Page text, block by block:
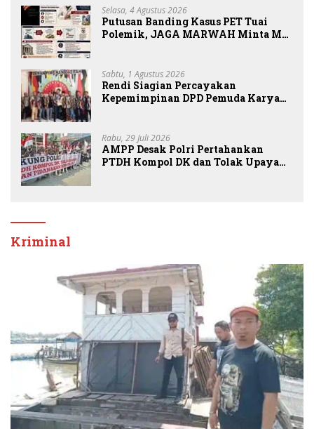
Selasa, 4 Agustus 2026
Putusan Banding Kasus PET Tuai
Polemik, JAGA MARWAH Minta MA
Sabtu, 1 Agustus 2026
Rendi Siagian Percayakan
Kepemimpinan DPD Pemuda Karya
Rabu, 29 Juli 2026
AMPP Desak Polri Pertahankan
PTDH Kompol DK dan Tolak Upaya
Kriminal